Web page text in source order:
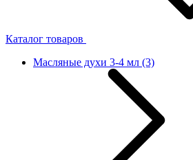
Каталог товаров
Масляные духи 3-4 мл (3)